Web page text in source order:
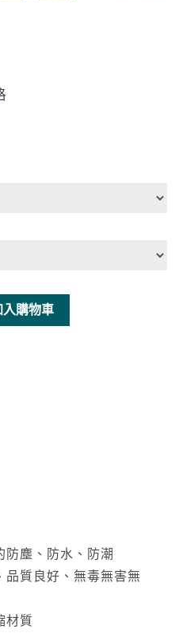
入購物車
防塵、防水、防潮
品質良好、無毒無害無
材質